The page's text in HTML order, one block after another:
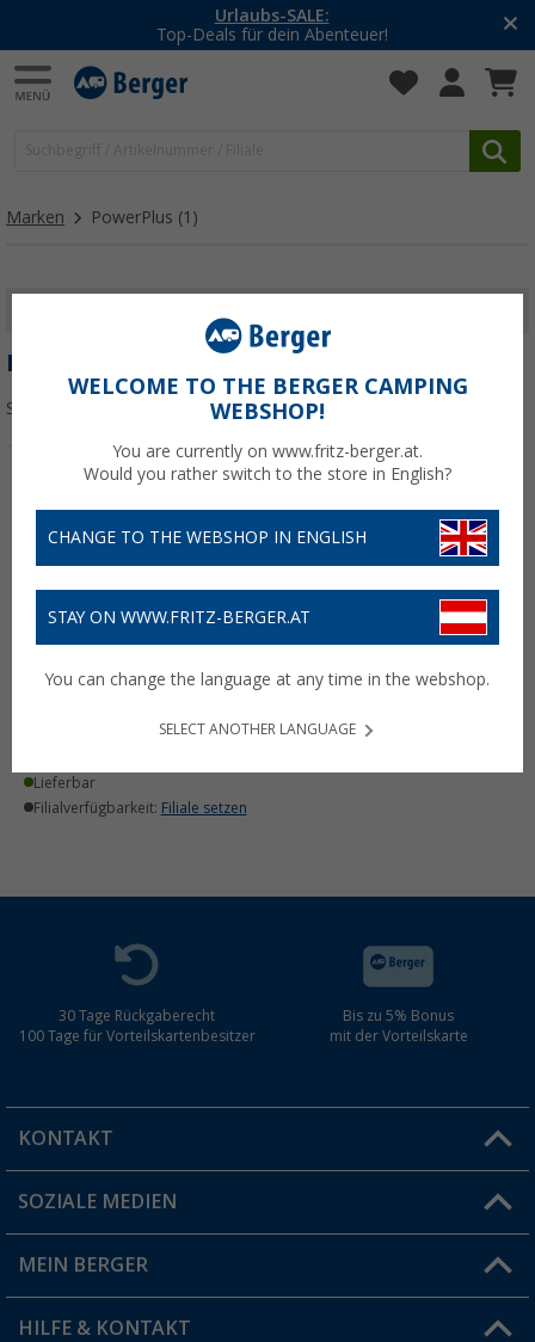
Urlaubs-SALE:
Top-Deals für dein Abenteuer!
Marken PowerPlus (1)
POWERPLUS
Sortieren:
Kurbel/Solartaschenlampe
Lieferbar
Filialverfügbarkeit: Filiale setzen
30 Tage Rückgaberecht
100 Tage für Vorteilskartenbesitzer
Bis zu 5% Bonus
mit der Vorteilskarte
KONTAKT
Du hast eine Frage?
Filiale finden
SOZIALE MEDIEN
MEIN BERGER
Vorteilskarte
HILFE & KONTAKT
WELCOME TO THE BERGER CAMPING
WEBSHOP!
You are currently on www.fritz-berger.at.
Would you rather switch to the store in English?
CHANGE TO THE WEBSHOP IN ENGLISH
STAY ON WWW.FRITZ-BERGER.AT
You can change the language at any time in the webshop.
SELECT ANOTHER LANGUAGE